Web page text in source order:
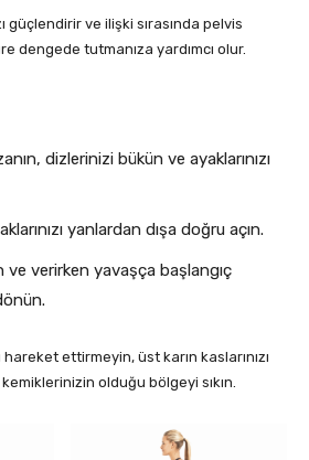
güçlendirir ve ilişki sırasında pelvis
dengede tutmanıza yardımcı olur.
dizlerinizi bükün ve ayaklarınızı
yanlardan dışa doğru açın.
ve verirken yavaşça başlangıç
hareket ettirmeyin, üst karın kaslarınızı
olduğu bölgeyi sıkın.